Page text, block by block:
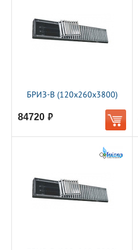
БРИЗ-В (120х260х3800)
84720 руб.